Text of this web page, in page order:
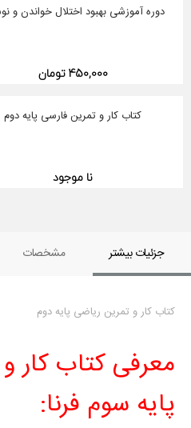
دوره آموزشی بهبود اختلال خواندن و
450,000 تومان
کتاب کار و تمرین فارسی پایه دوم
نا موجود
جزئیات بیشتر مشخصات
کتاب کار و تمرین ریاضی پایه دوم
معرفی کتاب کار
پایه سوم فرنا: